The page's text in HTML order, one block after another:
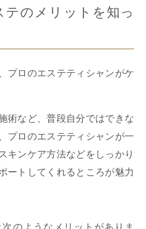
のメリットを知っ
プロのエステティシャンがケ
術など、普段自分ではできな
プロのエステティシャンが一
キンケア方法などをしっかり
ートしてくれるところが魅力
のようなメリットがありま